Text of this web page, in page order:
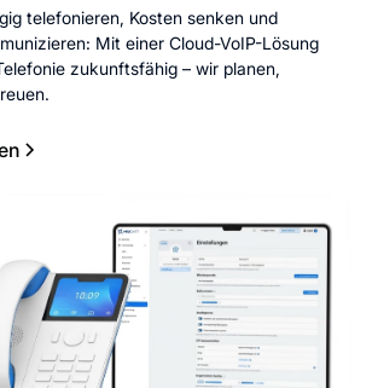
telefonieren, Kosten senken und
Mit einer Cloud-VoIP-Lösung
zukunftsfähig – wir planen,